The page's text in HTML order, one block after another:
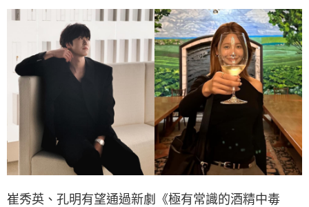
崔秀英、孔明有望通過新劇《極有常識的酒精中毒